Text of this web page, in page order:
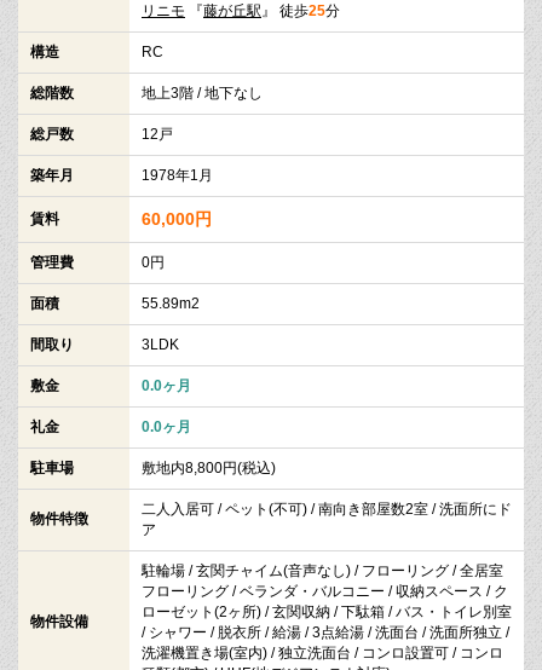
リニモ 『藤が丘駅 』 徒歩25分
構造 RC
総階数 地上3階 / 地下なし
総戸数 12戸
築年月 1978年1月
賃料 60,000円
管理費 0円
面積 55.89m2
間取り 3LDK
敷金 0.0ヶ月
礼金 0.0ヶ月
駐車場 敷地内8,800円(税込)
物件特徴
二人入居可 / ペット(不可) / 南向き部屋数2室 / 洗面所にド
ア
物件設備
駐輪場 / 玄関チャイム(音声なし) / フローリング / 全居室
フローリング / ベランダ・バルコニー / 収納スペース / ク
ローゼット(2ヶ所) / 玄関収納 / 下駄箱 / バス・トイレ別室
/ シャワー / 脱衣所 / 給湯 / 3点給湯 / 洗面台 / 洗面所独立 /
洗濯機置き場(室内) / 独立洗面台 / コンロ設置可 / コンロ